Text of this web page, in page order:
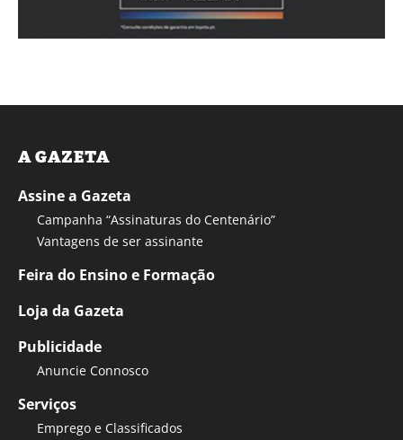
A GAZETA
Assine a Gazeta
Campanha “Assinaturas do Centenário”
Vantagens de ser assinante
Feira do Ensino e Formação
Loja da Gazeta
Publicidade
Anuncie Connosco
Serviços
Emprego e Classificados